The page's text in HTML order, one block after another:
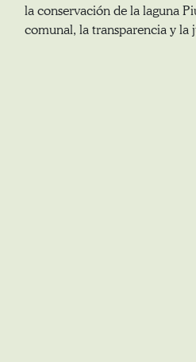
la conservación de la laguna
comunal, la transparencia y la